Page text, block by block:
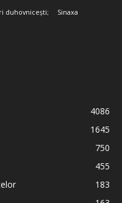
duhovnicești; Sinaxa
4086
1645
750
455
183